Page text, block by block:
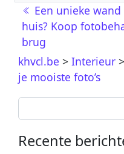
Post
Een unieke wand
huis? Koop
brug
khvcl.be > Interieur >
je mooiste foto’s
Search for:
Recente